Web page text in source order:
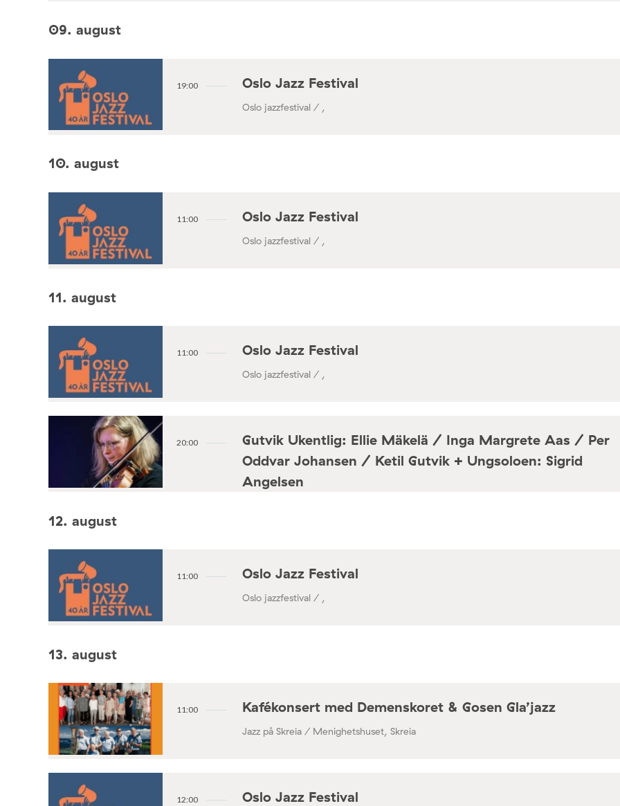
09. august
19:00 Oslo Jazz Festival
Oslo jazzfestival / ,
10. august
11:00 Oslo Jazz Festival
Oslo jazzfestival / ,
11. august
11:00 Oslo Jazz Festival
Oslo jazzfestival / ,
20:00
Gutvik Ukentlig: Ellie Mäkelä / Inga Margrete Aas / Per
Oddvar Johansen / Ketil Gutvik + Ungsoloen: Sigrid
Angelsen
12. august
11:00 Oslo Jazz Festival
Oslo jazzfestival / ,
13. august
11:00 Kafékonsert med Demenskoret & Gosen Gla’jazz
Jazz på Skreia / Menighetshuset, Skreia
12:00 Oslo Jazz Festival